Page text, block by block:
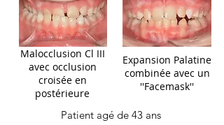
Malocclusion Cl III
avec occlusion
croisée en
postérieure
Expansion Palatine
combinée avec un
''Facemask''
Patient agé de 43 ans